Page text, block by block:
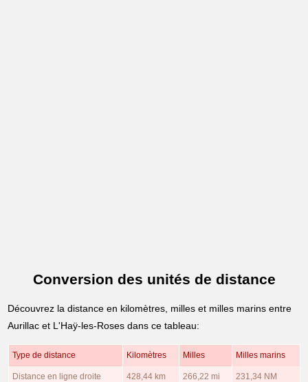
Conversion des unités de distance
Découvrez la distance en kilomètres, milles et milles marins entre
Aurillac et L'Haÿ-les-Roses dans ce tableau:
Type de distance Kilomètres Milles Milles marins
Distance en ligne droite 428,44 km 266,22 mi 231,34 NM